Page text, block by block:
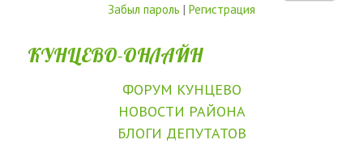
Забыл пароль | Регистрация
КУНЦЕВО-ОНЛАЙН
ФОРУМ КУНЦЕВО
НОВОСТИ РАЙОНА
БЛОГИ ДЕПУТАТОВ